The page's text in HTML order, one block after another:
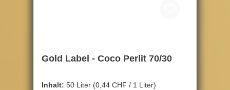
Gold Label - Coco Perlit 70/30
Inhalt: 50 Liter (0,44 CHF / 1 Liter)